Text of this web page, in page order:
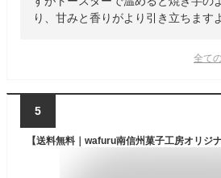
り、甘みと香りがより引き立ちます
全て
5